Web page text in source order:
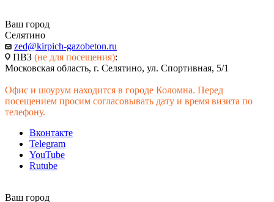
Ваш город
Селятино
zed@kirpich-gazobeton.ru
ПВЗ (не для посещения):
Московская область, г. Селятино, ул. Спортивная, 5/1
Офис и шоурум находится в городе Коломна. Перед
посещением просим согласовывать дату и время визита по
телефону.
Вконтакте
Telegram
YouTube
Rutube
Ваш город